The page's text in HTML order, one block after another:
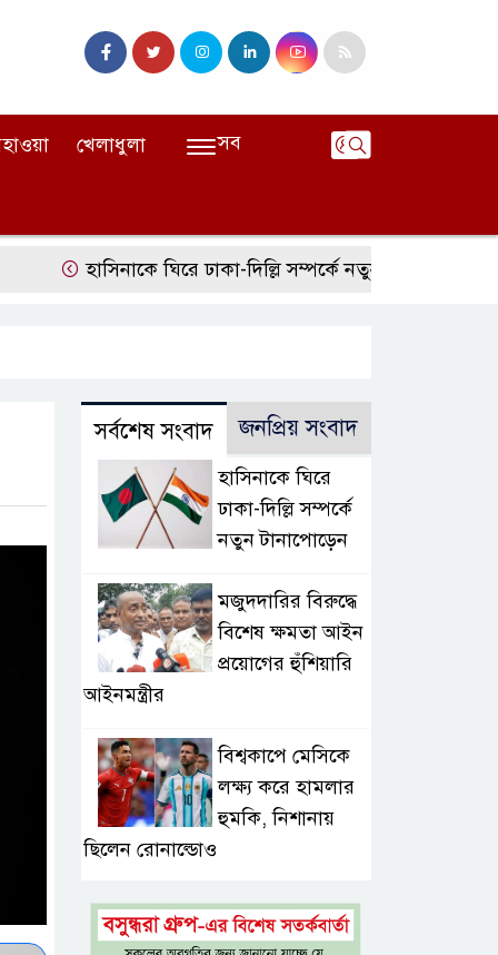
খেলাধুলা সব
হাসিনাকে ঘিরে ঢাকা-দিল্লি সম্পর্কে নতুন টানাপোড়েন
সর্বশেষ সংবাদ জনপ্রিয় সংবাদ
হাসিনাকে ঘিরে
ঢাকা-দিল্লি সম্পর্কে
নতুন টানাপোড়েন
মজুদদারির বিরুদ্ধে
বিশেষ ক্ষমতা আইন
প্রয়োগের হুঁশিয়ারি
আইনমন্ত্রীর
বিশ্বকাপে মেসিকে
লক্ষ্য করে হামলার
হুমকি, নিশানায়
ছিলেন রোনাল্ডোও
প্রধানমন্ত্রীর প্রথম
চট্টগ্রাম সফর,